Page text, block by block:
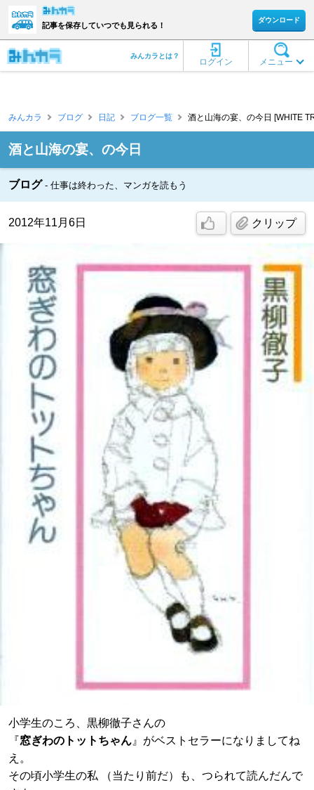
記事を保存していつでも見られる！
ダウンロード
メニュー
ログイン
みんカラとは？
みんカラ ブログ 日記 ブログ一覧 酒と山海の宴、の今日 [WHITE
酒と山海の宴、の今日
ブログ 仕事は終わった、マンガを読もう
2012年11月6日 クリップ
小学生のころ、黒柳徹子さんの
『窓ぎわのトットちゃん 』がベストセラーになりましてね
え。
その頃小学生の私 （当たり前だ）も、つられて読んだんで